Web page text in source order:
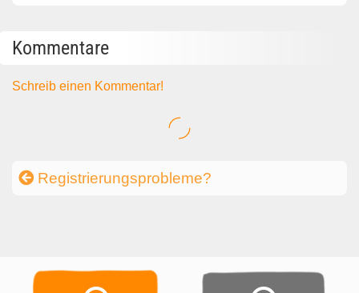
Kommentare
Schreib einen Kommentar!
Registrierungsprobleme?